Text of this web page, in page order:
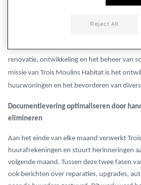
en beheert betaalbare kwaliteitswoningen
beperkte middelen in samenwerking met
Moulins Habitat is een
een onafhankelijk vastgoedbeheerbedrijf
renovatie, ontwikkeling en het beheer van
missie van Trois Moulins Habitat is het
huurwoningen en het bevorderen van
Documentlevering optimaliseren door
elimineren
Aan het einde van elke maand verwerkt
huurafrekeningen en stuurt herinneringen
volgende maand. Tussen deze twee fasen
ook berichten over reparaties, upgrades,
Reject All